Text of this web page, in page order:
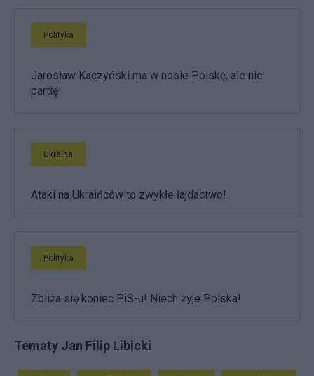
Polityka
Jarosław Kaczyński ma w nosie Polskę, ale nie
partię!
Ukraina
Ataki na Ukraińców to zwykłe łajdactwo!
Polityka
Zbliża się koniec PiS-u! Niech żyje Polska!
Tematy Jan Filip Libicki